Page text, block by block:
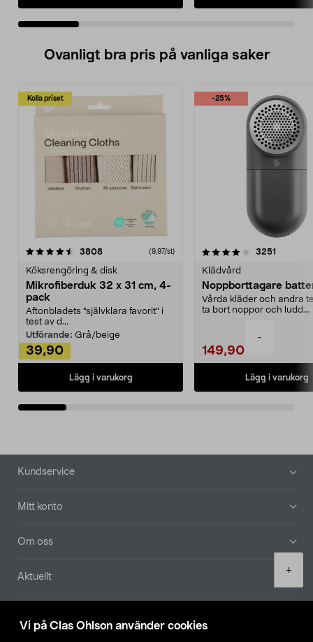
Vi på Clas Ohlson använder cookies
-
+
Ovanligt bra pris på vanliga saker
Kolla priset
3808recensioner (9,97/st)
Köksrengöring & disk
Mikrofiberduk 32 x 31 cm, 4-
pack
Aftonbladets "självklara favorit” i
test av d...
Utförande: Grå/beige
39,90
Lägg i varukorg
-25%
4.0av 5 stjärnor 3251
Klädvård
Noppborttagare
Vårda kläder och andra
ta bort noppor och ludd.
149,90
Lägg i varukorg
4.5av 5 stjärnor
Sidfot
Kundservice
Mitt konto
Om oss
Aktuellt